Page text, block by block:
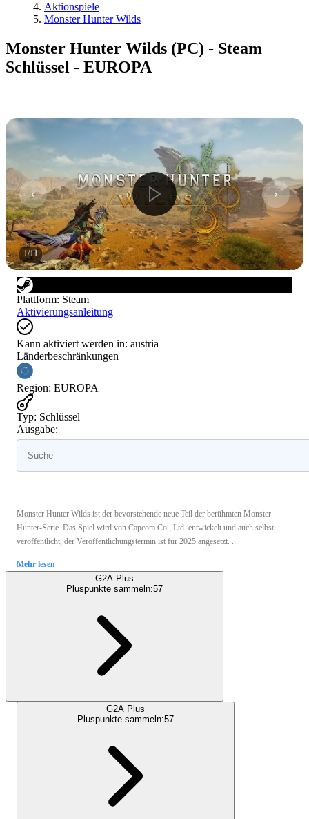
Aktionspiele
Monster Hunter Wilds
Monster Hunter Wilds (PC) - Steam
Schlüssel - EUROPA
1/11
Plattform: Steam
Aktivierungsanleitung
Kann aktiviert werden in: austria
Länderbeschränkungen
Region: EUROPA
Typ: Schlüssel
Ausgabe:
Monster Hunter Wilds ist der bevorstehende neue Teil der berühmten Monster
Hunter-Serie. Das Spiel wird von Capcom Co., Ltd. entwickelt und auch selbst
veröffentlicht, der Veröffentlichungstermin ist für 2025 angesetzt. ...
Mehr lesen
G2A Plus
Pluspunkte sammeln:57
G2A Plus
Pluspunkte sammeln:57